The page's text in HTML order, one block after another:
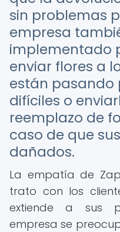
sin problemas
empresa
implementado
enviar flores a
están pasando
difíciles o
reemplazo de
caso de que
dañados.
La empatía de
trato con los
extiende a sus
empresa se